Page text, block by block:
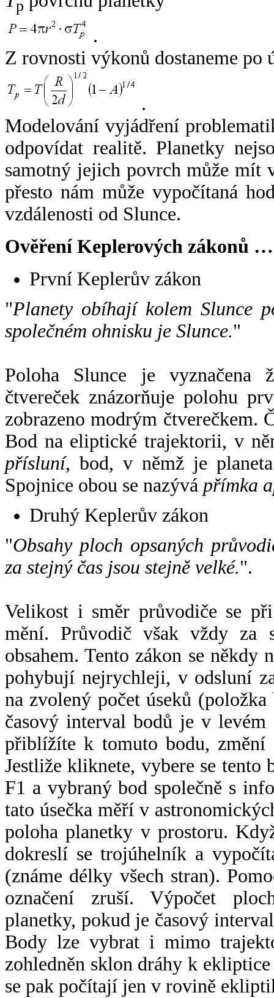
p
.
Z rovnosti výkonů dostaneme po
.
Modelování vyjádření
odpovídat realitě. Planetky
samotný jejich povrch může mít
přesto nám může vypočítaná
vzdálenosti od Slunce.
Ověření Keplerových zákonů …
První Keplerův zákon
"Planety obíhají kolem Slunce
společném ohnisku je Slunce."
Poloha Slunce je vyznačena
čtvereček znázorňuje polohu
zobrazeno modrým čtverečkem.
Bod na eliptické trajektorii, v
přísluní, bod, v němž je
Spojnice obou se nazývá přímka
Druhý Keplerův zákon
"Obsahy ploch opsaných
za stejný čas jsou stejně velké.".
Velikost i směr průvodiče se
mění. Průvodič však vždy za
obsahem. Tento zákon se někdy
pohybují nejrychleji, v odsluní
na zvolený počet úseků
časový interval bodů je v
přiblížíte k tomuto bodu,
Jestliže kliknete, vybere se tento
F1 a vybraný bod společně s
tato úsečka měří v
poloha planetky v prostoru.
dokreslí se trojúhelník a
(známe délky všech stran).
označení zruší. Výpočet
planetky, pokud je časový
Body lze vybrat i mimo
zohledněn sklon dráhy k
se pak počítají jen v rovině